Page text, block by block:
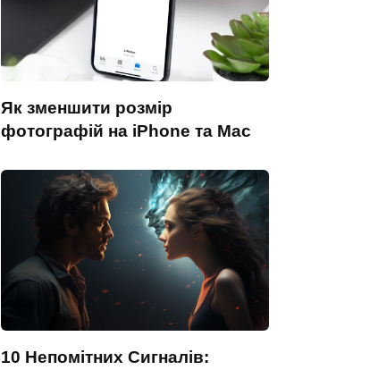
Як зменшити розмір
фотографій на iPhone та Mac
10 Непомітних Сигналів: